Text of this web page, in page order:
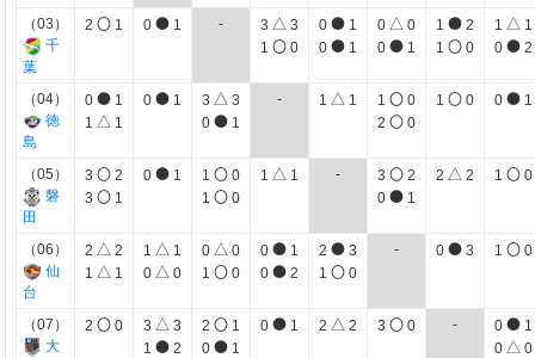
（03）
千
葉
2 〇 1 0 ● 1 - 3 △ 3
1 〇 0
0 ● 1
0 ● 1
0 △ 0
0 ● 1
1 ● 2
1 〇 0
1 △ 1
0 ● 2
（04）
徳
島
0 ● 1
1 △ 1
0 ● 1 3 △ 3
0 ● 1
- 1 △ 1 1 〇 0
2 〇 0
1 〇 0 0 ● 1
（05）
磐
田
3 〇 2
3 〇 1
0 ● 1 1 〇 0
1 〇 0
1 △ 1 - 3 〇 2
0 ● 1
2 △ 2 1 〇 0
（06）
仙
台
2 △ 2
1 △ 1
1 △ 1
0 △ 0
0 △ 0
1 〇 0
0 ● 1
0 ● 2
2 ● 3
1 〇 0
- 0 ● 3 1 〇 0
（07）
大
2 〇 0 3 △ 3
1 ● 2
2 〇 1
0 ● 1
0 ● 1 2 △ 2 3 〇 0 - 0 ● 1
0 △ 0